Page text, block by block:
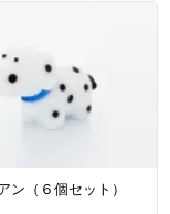
ン（６個セット）